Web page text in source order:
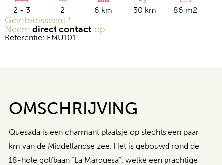
2 - 3 2 6 km 30 km 86 m2
Geinteresseerd?
Neem direct contact op
Referentie: EMU101
OMSCHRIJVING
Quesada is een charmant plaatsje op slechts een paar
km van de Middellandse zee. Het is gebouwd rond de
18-hole golfbaan “La Marquesa”, welke een prachtige